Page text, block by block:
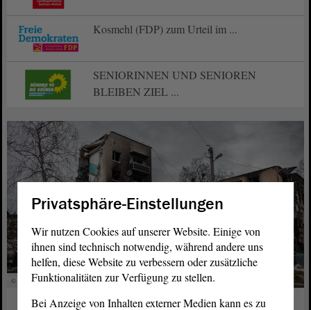
Kosmehl (FDP) zum Urteil im ...
SENIORINNEN UND SENIOREN
BLEIBEN ZIEL ...
© stock.adobe.com - Александр Микрюков
Privatsphäre-Einstellungen
Wir nutzen Cookies auf unserer Website. Einige von
ihnen sind technisch notwendig, während andere uns
helfen, diese Website zu verbessern oder zusätzliche
Funktionalitäten zur Verfügung zu stellen.
Bei Anzeige von Inhalten externer Medien kann es zu